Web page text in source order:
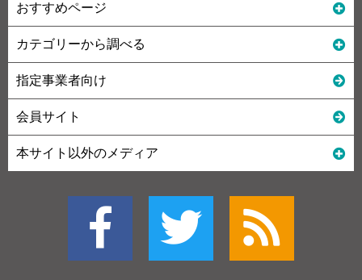
おすすめページ
カテゴリーから調べる
指定事業者向け
会員サイト
本サイト以外のメディア